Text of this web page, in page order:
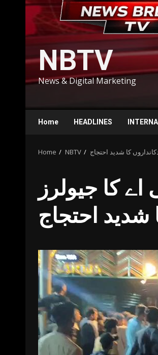
NBTV
News & Digital Marketing
Home HEADLINES
Home NBTV کا شدید احتجاج
کا جیولرز
شدید احتجاج